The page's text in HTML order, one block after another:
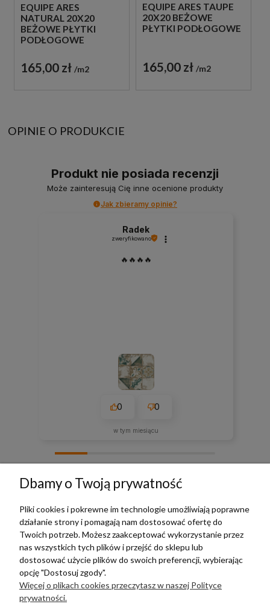
EQUIPE ARES
NATURAL 20X20
BEŻOWE PŁYTKI
PODŁOGOWE
165,00 zł m2
EQUIPE ARES TAUPE
20X20 BEŻOWE
PŁYTKI PODŁOGOWE
165,00 zł m2
OPINIE O PRODUKCIE
Produkt nie posiada recenzji
Może zainteresują Cię inne ocenione produkty
Jak zbieramy opinie?
Radek
zweryfikowano
🔥🔥🔥🔥
0 0
w tym miesiącu
TERRADECO
BAZA WIEDZY
PŁATNOŚCI I DOSTAWA
Dbamy o Twoją prywatność
Pliki cookies i pokrewne im technologie umożliwiają poprawne
działanie strony i pomagają nam dostosować ofertę do
Twoich potrzeb. Możesz zaakceptować wykorzystanie przez
nas wszystkich tych plików i przejść do sklepu lub
dostosować użycie plików do swoich preferencji, wybierając
opcję "Dostosuj zgody".
Więcej o plikach cookies przeczytasz w naszej Polityce
prywatności.